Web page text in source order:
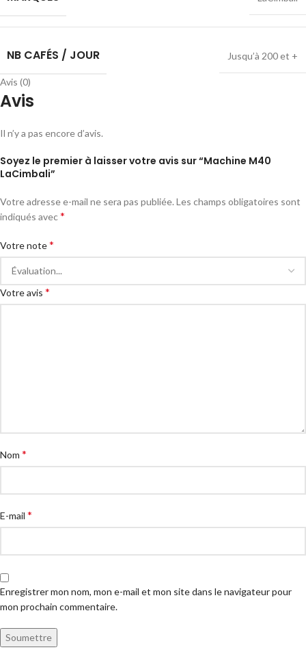
NB CAFÉS / JOUR Jusqu’à 200 et +
Avis (0)
Avis
Il n’y a pas encore d’avis.
Soyez le premier à laisser votre avis sur “Machine M40
LaCimbali”
Votre adresse e-mail ne sera pas publiée. Les champs obligatoires sont
indiqués avec*
Votre note*
Votre avis *
Nom *
E-mail *
Enregistrer mon nom, mon e-mail et mon site dans le navigateur pour
mon prochain commentaire.